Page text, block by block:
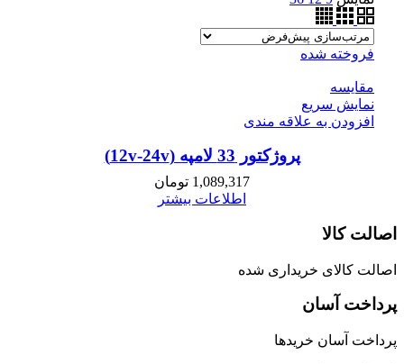
فروخته شده
مقايسه
نمایش سریع
افزودن به علاقه مندی
پروژکتور 33 لامپه (12v-24v)
1,089,317 تومان
اطلاعات بیشتر
اصالت کالا
اصالت کالای خریداری شده
پرداخت آسان
پرداخت آسان خریدها